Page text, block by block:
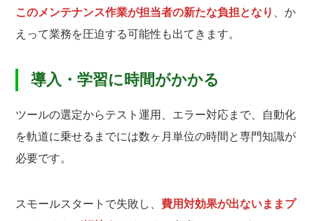
このメンテナンス作業が担当者の新たな負担となり
、か
えって業務を圧迫する可能性も出てきます。
導入・学習に時間がかかる
ツールの選定からテスト運用、エラー対応まで、自動化
を軌道に乗せるまでには数ヶ月単位の時間と専門知識が
必要です。
スモールスタートで失敗し、費用対効果が出ないままプ